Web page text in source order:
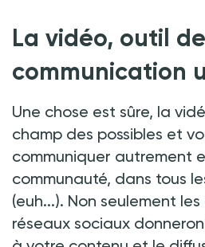
La vidéo, outil de
communication
Une chose est sûre, la
champ des possibles et
communiquer autrement
communauté, dans tous
(euh...). Non seulement
réseaux sociaux